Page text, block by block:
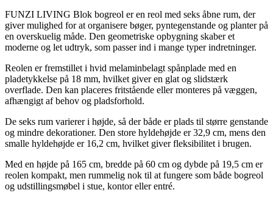
FUNZI LIVING Blok bogreol er en reol med seks åbne rum, der
giver mulighed for at organisere bøger, pyntegenstande og planter på
en overskuelig måde. Den geometriske opbygning skaber et
moderne og let udtryk, som passer ind i mange typer indretninger.
Reolen er fremstillet i hvid melaminbelagt spånplade med en
pladetykkelse på 18 mm, hvilket giver en glat og slidstærk
overflade. Den kan placeres fritstående eller monteres på væggen,
afhængigt af behov og pladsforhold.
De seks rum varierer i højde, så der både er plads til større genstande
og mindre dekorationer. Den store hyldehøjde er 32,9 cm, mens den
smalle hyldehøjde er 16,2 cm, hvilket giver fleksibilitet i brugen.
Med en højde på 165 cm, bredde på 60 cm og dybde på 19,5 cm er
reolen kompakt, men rummelig nok til at fungere som både bogreol
og udstillingsmøbel i stue, kontor eller entré.